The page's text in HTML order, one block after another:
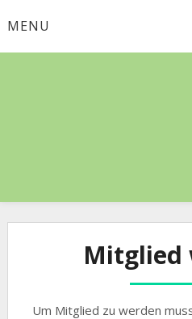
toMENU
Mitglied
Um Mitglied zu werden